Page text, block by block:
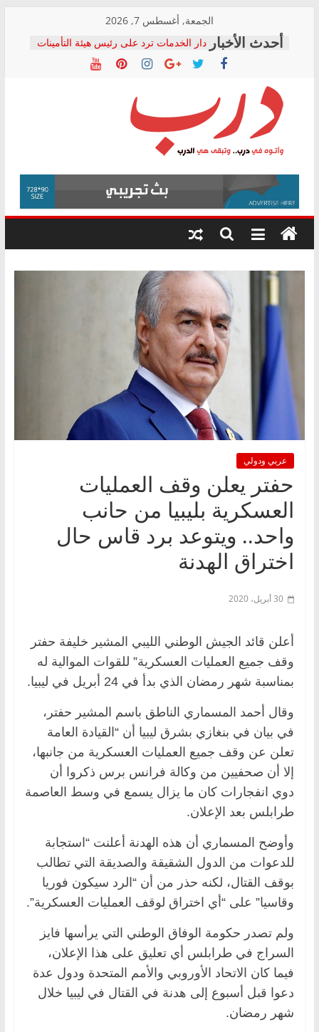
content
الجمعة, أغسطس 7, 2026
دار الخدمات ترد على رئيس هيئة التأمينات
بعد مؤتمره الصحفي: إنكار الأزمة لا ينهي
معاناة أصحاب المعاشات.. ونطالب بكشف
فرحات سليمان يكتب: القطاع الصحي إلى
أين؟
حزب التحالف الشعبي يطلق لجنة “الحق
في الصحة” بالإسكندرية لرصد الانتهاكات
ودعم المرضى
الوزاري لمدينة الصحفيين.. وانتهاء أعمال
إنشاء المبنى الإداري
المجلس القومي لحقوق الإنسان يعلن
متابعة قضية الدكتور محمد زهران.. ويؤكد:
قرينة البراءة وضمانات المحاكمة العادلة
درب
وأتوه
درب..
وتبقى
هي
عربي ودولي
حفتر يعلن وقف العمليات
العسكرية بليبيا من حانب
واحد.. ويتوعد برد قاس حال
اختراق الهدنة
30 أبريل، 2020
أعلن قائد الجيش الوطني الليبي المشير خليفة حفتر
وقف جميع العمليات العسكرية” للقوات الموالية له
بمناسبة شهر رمضان الذي بدأ في 24 أبريل في ليبيا.
وقال أحمد المسماري الناطق باسم المشير حفتر،
في بيان في بنغازي بشرق ليبيا أن “القيادة العامة
تعلن عن وقف جميع العمليات العسكرية من جانبها،
إلا أن صحفيين من وكالة فرانس برس ذكروا أن
دوي انفجارات كان ما يزال يسمع في وسط العاصمة
طرابلس بعد الإعلان.
وأوضح المسماري أن هذه الهدنة أعلنت “استجابة
للدعوات من الدول الشقيقة والصديقة التي تطالب
بوقف القتال، لكنه حذر من أن “الرد سيكون فوريا
وقاسيا” على “أي اختراق لوقف العمليات العسكرية”.
ولم تصدر حكومة الوفاق الوطني التي يرأسها فايز
السراج في طرابلس أي تعليق على هذا الإعلان،
فيما كان الاتحاد الأوروبي والأمم المتحدة ودول عدة
دعوا قبل أسبوع إلى هدنة في القتال في ليبيا خلال
شهر رمضان.